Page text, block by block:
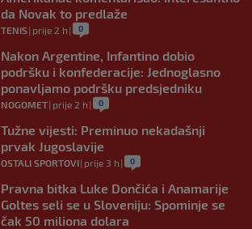
da Novak to predlaže
TENIS| prije 2 h | 0
Nakon Argentine, Infantino dobio
podršku i konfederacije: Jednoglasno
ponavljamo podršku predsjedniku
NOGOMET| prije 2 h | 0
Tužne vijesti: Preminuo nekadašnji
prvak Jugoslavije
OSTALI SPORTOVI| prije 3 h | 0
Pravna bitka Luke Dončića i Anamarije
Goltes seli se u Sloveniju: Spominje se
čak 50 miliona dolara